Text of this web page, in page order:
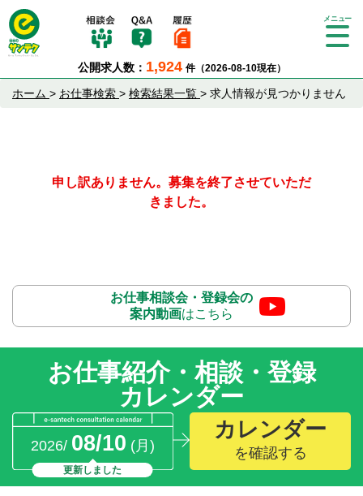
公開求人数： 1,924 件（2026-08-10現在）
Tog
ion
ホーム > お仕事検索 > 検索結果一覧 > 求人情報が見つかりません
申し訳ありません。募集を終了させていただ
きました。
お仕事相談会・登録会の
案内動画はこちら
お仕事紹介・相談・登録
カレンダー
2026/ 08/10 (月)
更新しました
カレンダー
を確認する